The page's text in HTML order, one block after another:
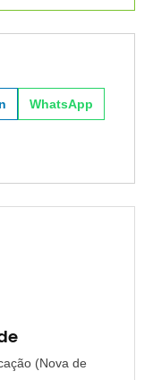
WhatsApp
(Nova de